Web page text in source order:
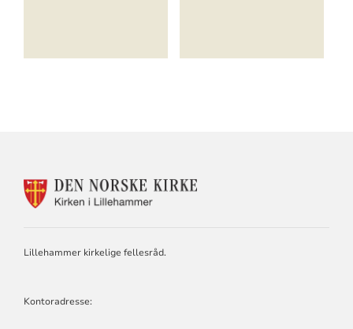
KONTAKTINFORMASJON
Lillehammer kirkelige fellesråd.
Kontoradresse: